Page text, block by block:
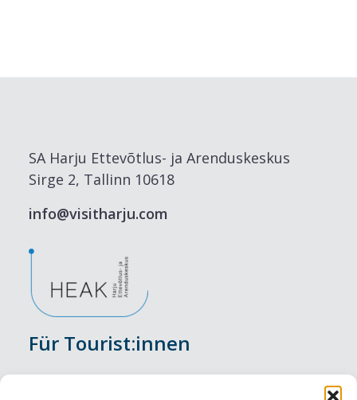
SA Harju Ettevõtlus- ja Arenduskeskus
Sirge 2, Tallinn 10618
info@visitharju.com
Für Tourist:innen